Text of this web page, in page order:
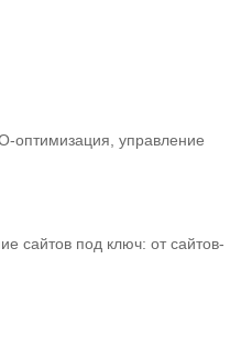
оптимизация, управление
сайтов под ключ: от сайтов-